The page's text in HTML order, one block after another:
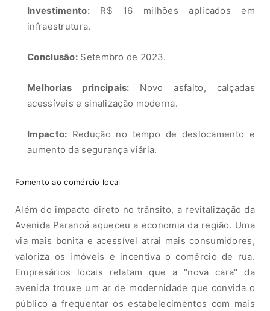
Investimento:R$ 16 milhões aplicados em
infraestrutura.
Conclusão: Setembro de 2023.
Melhorias principais: Novo asfalto, calçadas
acessíveis e sinalização moderna.
Impacto: Redução no tempo de deslocamento e
aumento da segurança viária.
Fomento ao comércio local
Além do impacto direto no trânsito, a revitalização da
Avenida Paranoá aqueceu a economia da região. Uma
via mais bonita e acessível atrai mais consumidores,
valoriza os imóveis e incentiva o comércio de rua.
Empresários locais relatam que a "nova cara" da
avenida trouxe um ar de modernidade que convida o
público a frequentar os estabelecimentos com mais